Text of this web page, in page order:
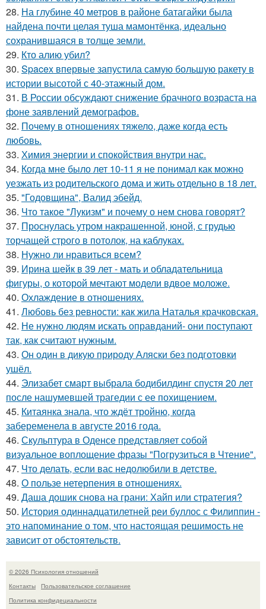
28. На глубине 40 метров в районе батагайки была
найдена почти целая туша мамонтёнка, идеально
сохранившаяся в толще земли.
29. Кто алию убил?
30. Spacex впервые запустила самую большую ракету в
истории высотой с 40-этажный дом.
31. В России обсуждают снижение брачного возраста на
фоне заявлений демографов.
32. Почему в отношениях тяжело, даже когда есть
любовь.
33. Химия энергии и спокойствия внутри нас.
34. Когда мне было лет 10-11 я не понимал как можно
уезжать из родительского дома и жить отдельно в 18 лет.
35. "Годовщина", Валид эбейд.
36. Что такое "Лукизм" и почему о нем снова говорят?
37. Проснулась утром накрашенной, юной, с грудью
торчащей строго в потолок, на каблуках.
38. Нужно ли нравиться всем?
39. Ирина шейк в 39 лет - мать и обладательница
фигуры, о которой мечтают модели вдвое моложе.
40. Охлаждение в отношениях.
41. Любовь без ревности: как жила Наталья крачковская.
42. Не нужно людям искать оправданий- они поступают
так, как считают нужным.
43. Он один в дикую природу Аляски без подготовки
ушёл.
44. Элизабет смарт выбрала бодибилдинг спустя 20 лет
после нашумевшей трагедии с ее похищением.
45. Китаянка знала, что ждёт тройню, когда
забеременела в августе 2016 года.
46. Скульптура в Оденсе представляет собой
визуальное воплощение фразы "Погрузиться в Чтение".
47. Что делать, если вас недолюбили в детстве.
48. О пользе нетерпения в отношениях.
49. Даша дошик снова на грани: Хайп или стратегия?
50. История одиннадцатилетней реи буллос с Филиппин -
это напоминание о том, что настоящая решимость не
зависит от обстоятельств.
© 2026 Психология отношений
Контакты
Пользовательское соглашение
Политика конфидециальности